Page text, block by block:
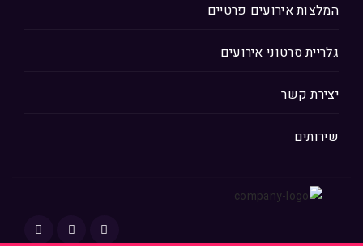
המלצות אירועים פרטיים
גלריית סרטוני אירועים
יצירת קשר
שירותים